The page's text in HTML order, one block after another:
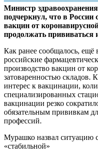
Министр
подчеркнул, что в России
вакцин от
продолжать прививаться
Как ранее сообщалось, ещё
российские
производство вакцин от
затоваренностью складов.
интерес к вакцинации,
специализированных
вакцинации резко
обязательным прививкам
профессий.
Мурашко назвал ситуацию
«стабильной»